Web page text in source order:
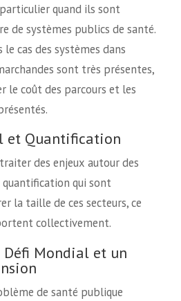
quand ils sont
de systèmes publics de santé.
cas des systèmes dans
sont très présentes,
le coût des parcours et les
et Quantification
des enjeux autour des
quantification qui sont
la taille de ces secteurs, ce
collectivement.
Mondial et un
de santé publique